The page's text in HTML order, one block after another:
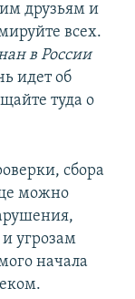
друзьям и
всех.
в России
идет об
туда о
сбора
можно
угрозам
начала